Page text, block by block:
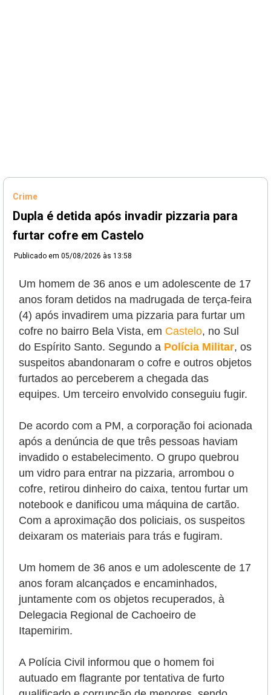
Crime
Dupla é detida após invadir pizzaria para
furtar cofre em Castelo
Publicado em 05/08/2026 às 13:58
Um homem de 36 anos e um adolescente de 17
anos foram detidos na madrugada de terça-feira
(4) após invadirem uma pizzaria para furtar um
cofre no bairro Bela Vista, em Castelo, no Sul
do Espírito Santo. Segundo a Polícia Militar, os
suspeitos abandonaram o cofre e outros objetos
furtados ao perceberem a chegada das
equipes. Um terceiro envolvido conseguiu fugir.
De acordo com a PM, a corporação foi acionada
após a denúncia de que três pessoas haviam
invadido o estabelecimento. O grupo quebrou
um vidro para entrar na pizzaria, arrombou o
cofre, retirou dinheiro do caixa, tentou furtar um
notebook e danificou uma máquina de cartão.
Com a aproximação dos policiais, os suspeitos
deixaram os materiais para trás e fugiram.
Um homem de 36 anos e um adolescente de 17
anos foram alcançados e encaminhados,
juntamente com os objetos recuperados, à
Delegacia Regional de Cachoeiro de
Itapemirim.
A Polícia Civil informou que o homem foi
autuado em flagrante por tentativa de furto